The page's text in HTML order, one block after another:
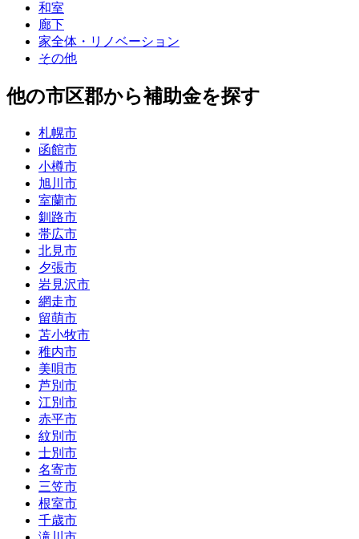
和室
廊下
家全体・リノベーション
その他
他の市区郡から補助金を探す
札幌市
函館市
小樽市
旭川市
室蘭市
釧路市
帯広市
北見市
夕張市
岩見沢市
網走市
留萌市
苫小牧市
稚内市
美唄市
芦別市
江別市
赤平市
紋別市
士別市
名寄市
三笠市
根室市
千歳市